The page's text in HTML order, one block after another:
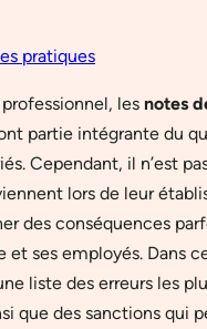
pratiques
les notes
partie intégrante du
Cependant, il n’est
lors de leur
des conséquences
et ses employés. Dans
liste des erreurs les
que des sanctions qui